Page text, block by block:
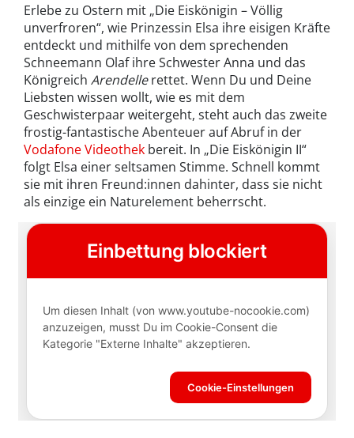
Erlebe zu Ostern mit „Die Eiskönigin – Völlig
unverfroren“, wie Prinzessin Elsa ihre eisigen Kräfte
entdeckt und mithilfe von dem sprechenden
Schneemann Olaf ihre Schwester Anna und das
Königreich Arendellerettet. Wenn Du und Deine
Liebsten wissen wollt, wie es mit dem
Geschwisterpaar weitergeht, steht auch das zweite
frostig-fantastische Abenteuer auf Abruf in der
Vodafone Videothek bereit. In „Die Eiskönigin II“
folgt Elsa einer seltsamen Stimme. Schnell kommt
sie mit ihren Freund:innen dahinter, dass sie nicht
als einzige ein Naturelement beherrscht.